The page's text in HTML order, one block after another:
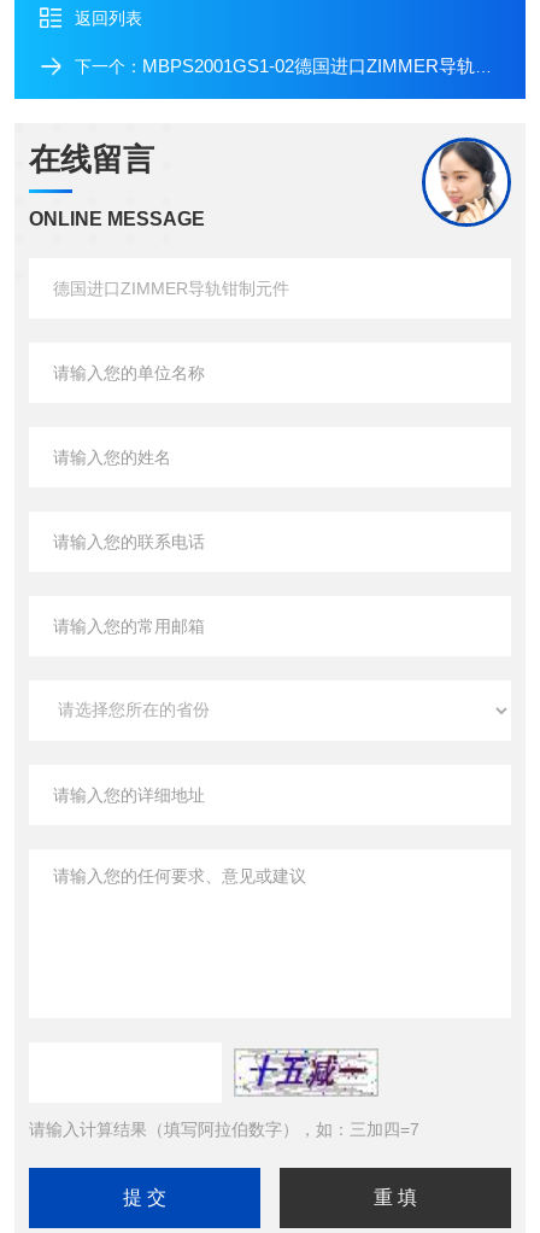
返回列表
下一个： MBPS2001GS1-02德国进口ZIMMER导轨锁非标现货
在线留言
ONLINE MESSAGE
请输入计算结果（填写阿拉伯数字），如：三加四=7